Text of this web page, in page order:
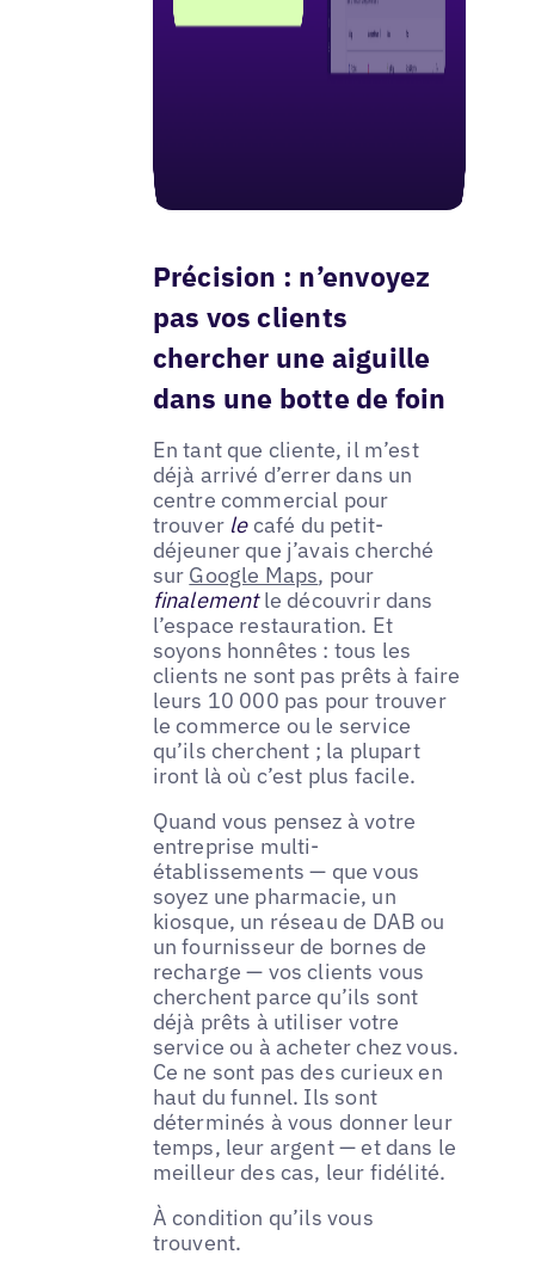
Précision : n’envoyez
pas vos clients
chercher une aiguille
dans une botte de foin
En tant que cliente, il m’est
déjà arrivé d’errer dans un
centre commercial pour
trouver lecafé du petit-
déjeuner que j’avais cherché
sur Google Maps, pour
finalementle découvrir dans
l’espace restauration. Et
soyons honnêtes : tous les
clients ne sont pas prêts à faire
leurs 10 000 pas pour trouver
le commerce ou le service
qu’ils cherchent ; la plupart
iront là où c’est plus facile.
Quand vous pensez à votre
entreprise multi-
établissements — que vous
soyez une pharmacie, un
kiosque, un réseau de DAB ou
un fournisseur de bornes de
recharge — vos clients vous
cherchent parce qu’ils sont
déjà prêts à utiliser votre
service ou à acheter chez vous.
Ce ne sont pas des curieux en
haut du funnel. Ils sont
déterminés à vous donner leur
temps, leur argent — et dans le
meilleur des cas, leur fidélité.
À condition qu’ils vous
trouvent.